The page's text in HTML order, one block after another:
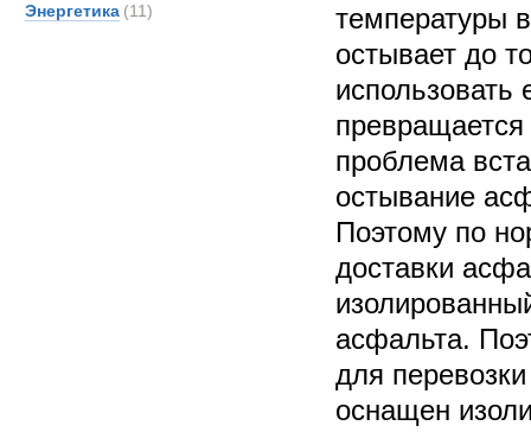
Энергетика (11)
температуры
остывает до
использовать
проблема
остывание
Поэтому по
доставки
асфальта.
для
оснащен